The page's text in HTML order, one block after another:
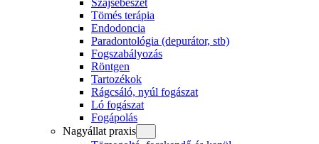
Szájsebészet
Tömés terápia
Endodoncia
Paradontológia (depurátor, stb)
Fogszabályozás
Röntgen
Tartozékok
Rágcsáló, nyúl fogászat
Ló fogászat
Fogápolás
Nagyállat praxis